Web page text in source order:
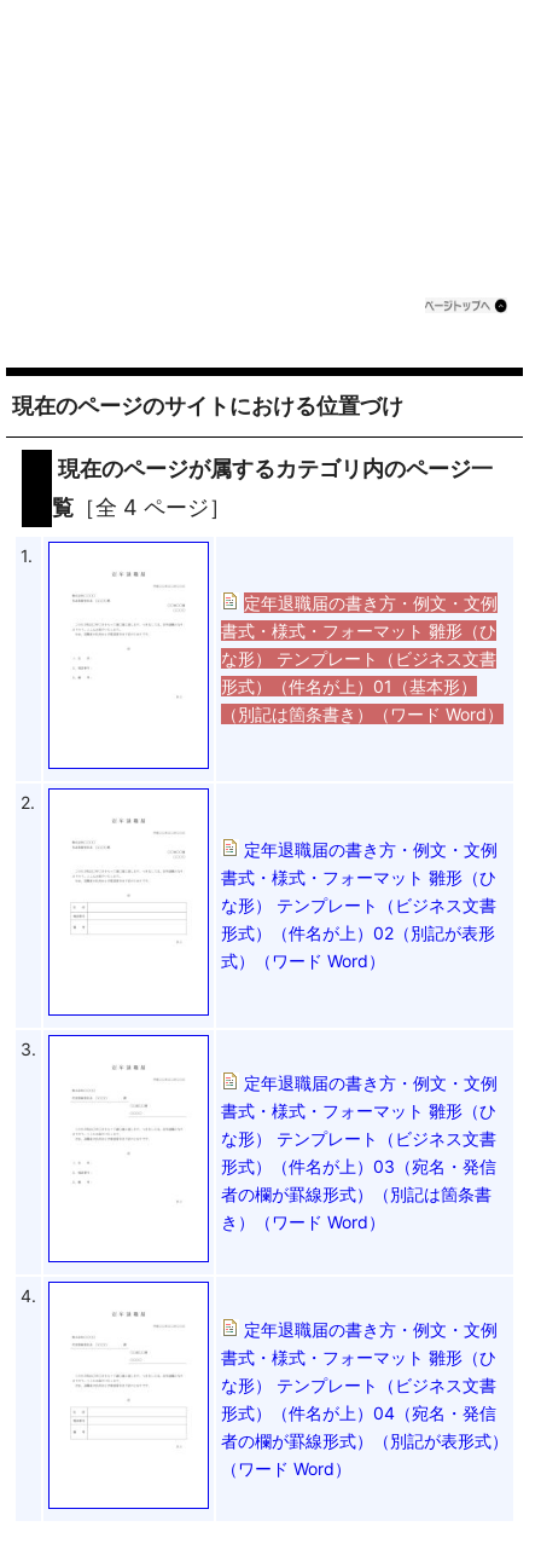
現在のページのサイトにおける位置づけ
現在のページが属するカテゴリ内のページ一
覧 ［全 4 ページ］
1.
定年退職届の書き方・例文・文例
書式・様式・フォーマット 雛形（ひ
な形） テンプレート（ビジネス文書
形式）（件名が上）01（基本形）
（別記は箇条書き）（ワード Word）
2.
定年退職届の書き方・例文・文例
書式・様式・フォーマット 雛形（ひ
な形） テンプレート（ビジネス文書
形式）（件名が上）02（別記が表形
式）（ワード Word）
3.
定年退職届の書き方・例文・文例
書式・様式・フォーマット 雛形（ひ
な形） テンプレート（ビジネス文書
形式）（件名が上）03（宛名・発信
者の欄が罫線形式）（別記は箇条書
き）（ワード Word）
4.
定年退職届の書き方・例文・文例
書式・様式・フォーマット 雛形（ひ
な形） テンプレート（ビジネス文書
形式）（件名が上）04（宛名・発信
者の欄が罫線形式）（別記が表形式）
（ワード Word）